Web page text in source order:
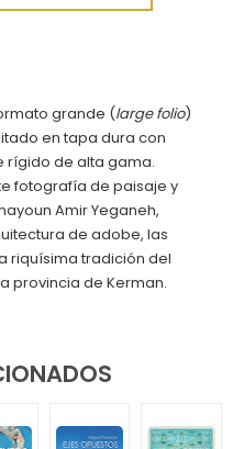
grande (large folio)
en tapa dura con
rígido de alta gama.
fotografía de paisaje y
Amir Yeganeh,
de adobe, las
riquísima tradición del
provincia de Kerman.